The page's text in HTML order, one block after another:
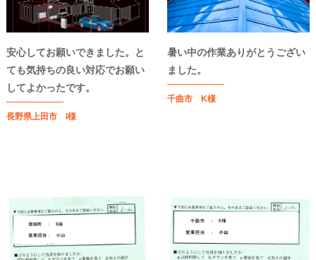
安心してお願いできました。と
ても気持ちの良い対応でお願い
してよかったです。
長野県上田市 I様
暑い中の作業ありがとうござい
ました。
千曲市 K様